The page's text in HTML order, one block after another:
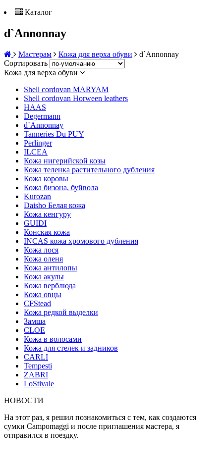
Каталог
d`Annonnay
Мастерам Кожа для верха обуви
d`Annonnay
Сортировать
Кожа для верха обуви
Shell cordovan MARYAM
Shell cordovan Horween leathers
HAAS
Degermann
d`Annonnay
Tanneries Du PUY
Perlinger
ILCEA
Кожа нигерийской козы
Кожа теленка растительного дубления
Кожа коровы
Кожа бизона, буйвола
Kurozan
Daisho Белая кожа
Кожа кенгуру
GUIDI
Конская кожа
INCAS кожа хромового дубления
Кожа лося
Кожа оленя
Кожа антилопы
Кожа акулы
Кожа верблюда
Кожа овцы
CFStead
Кожа редкой выделки
Замша
CLOE
Кожа в волосами
Кожа для стелек и задников
CARLI
Tempesti
ZABRI
LoStivale
НОВОСТИ
На этот раз, я решил познакомиться с тем, как создаются
сумки Campomaggi и после приглашения мастера, я
отправился в поездку.